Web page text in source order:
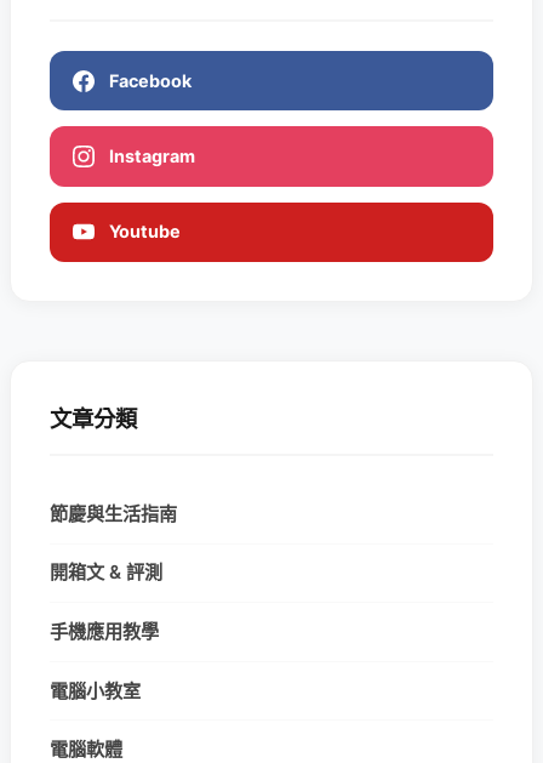
Facebook
Instagram
Youtube
文章分類
節慶與生活指南
開箱文 & 評測
手機應用教學
電腦小教室
電腦軟體